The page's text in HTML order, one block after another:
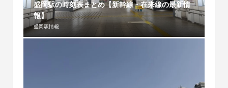
盛岡駅の時刻表まとめ【新幹線・在来線の最新情
報】
盛岡駅情報